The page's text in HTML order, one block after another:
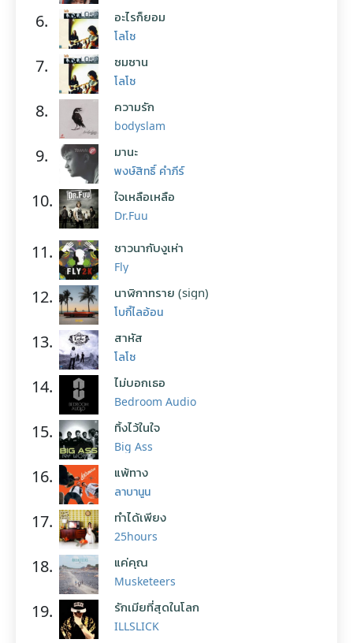
6. อะไรก็ยอม
โลโซ
7. ซมซาน
โลโซ
8. ความรัก
bodyslam
9. มานะ
พงษ์สิทธิ์ คำภีร์
10. ใจเหลือเหลือ
Dr.Fuu
11. ชาวนากับงูเห่า
Fly
12. นาฬิกาทราย (sign)
โบกี้ไลอ้อน
13. สาหัส
โลโซ
14. ไม่บอกเธอ
Bedroom Audio
15. ทิ้งไว้ในใจ
Big Ass
16. แพ้ทาง
ลาบานูน
17. ทำได้เพียง
25hours
18. แค่คุณ
Musketeers
19. รักเมียที่สุดในโลก
ILLSLICK